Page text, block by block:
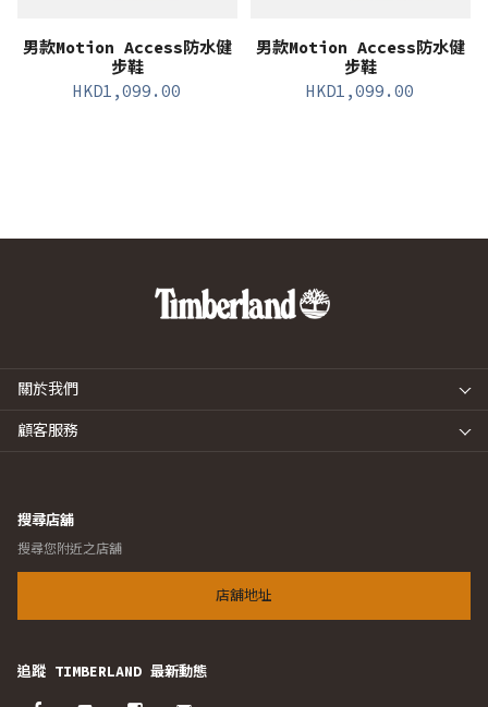
男款Motion Access防水健
步鞋
HKD1,099.00
男款Motion Access防水健
步鞋
HKD1,099.00
關於我們
顧客服務
搜尋店舖
搜尋您附近之店舖
店舖地址
追蹤 TIMBERLAND 最新動態